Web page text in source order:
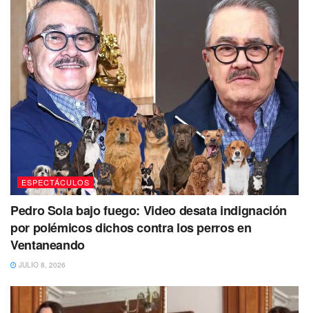
arma de doble filo.
Recuerden que antes de ser famosa soy persona y tengo
sentimiento. No entiendo por qué la gente siempre quiere
Estoy harta de los mismo, que la mayoría de la gente que
ESPECTÁCULOS
Pedro Sola bajo fuego: Video desata indignación
por polémicos dichos contra los perros en
Ventaneando
JULIO 8, 2026